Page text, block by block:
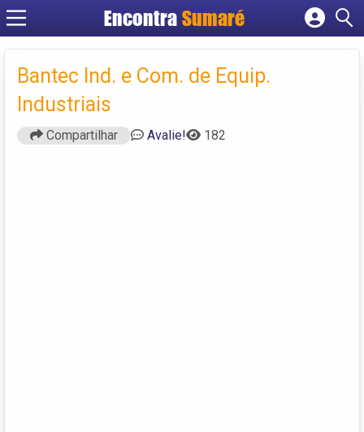
Encontra Sumaré
Cadastrar empresa
Criar conta
Bantec Ind. e Com. de Equip.
Industriais
Compartilhar Avalie! 182